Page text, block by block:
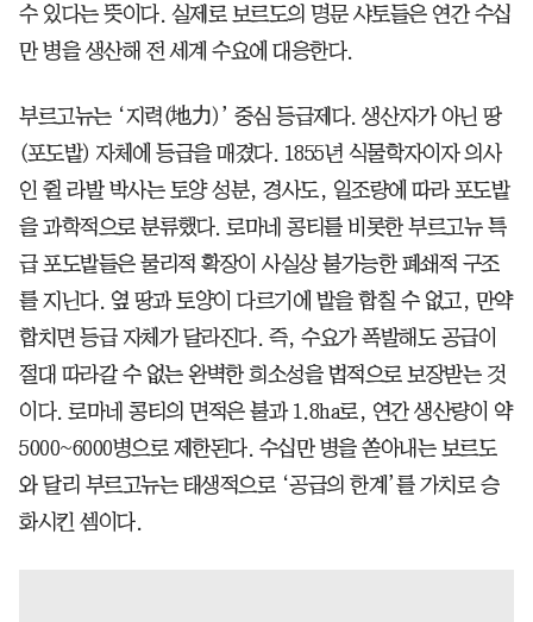
수 있다는 뜻이다. 실제로 보르도의 명문 샤토들은 연간 수십
만 병을 생산해 전 세계 수요에 대응한다.
부르고뉴는 ‘지력(地力)’ 중심 등급제다. 생산자가 아닌 땅
(포도밭) 자체에 등급을 매겼다. 1855년 식물학자이자 의사
인 쥘 라발 박사는 토양 성분, 경사도, 일조량에 따라 포도밭
을 과학적으로 분류했다. 로마네 콩티를 비롯한 부르고뉴 특
급 포도밭들은 물리적 확장이 사실상 불가능한 폐쇄적 구조
를 지닌다. 옆 땅과 토양이 다르기에 밭을 합칠 수 없고, 만약
합치면 등급 자체가 달라진다. 즉, 수요가 폭발해도 공급이
절대 따라갈 수 없는 완벽한 희소성을 법적으로 보장받는 것
이다. 로마네 콩티의 면적은 불과 1.8ha로, 연간 생산량이 약
5000~6000병으로 제한된다. 수십만 병을 쏟아내는 보르도
와 달리 부르고뉴는 태생적으로 ‘공급의 한계’를 가치로 승
화시킨 셈이다.